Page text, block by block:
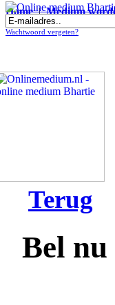
Home|Medium
Online medium Bhartie - Helderziend
Wachtwoord vergeten?
Terug
Bel